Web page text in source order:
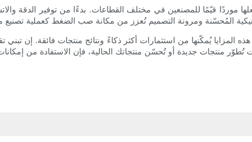
قيّمًا للمصنعين في مختلف القطاعات. بدءًا من توفير الدقة
المزايا يُمكّنها من استثمارات أكثر ذكاءً ونتائج منتجات فائقة. إن